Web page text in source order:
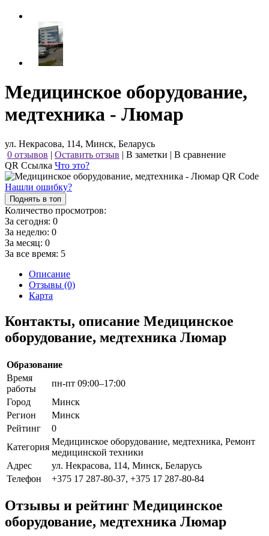
Медицинское оборудование,
медтехника - Люмар
ул. Некрасова, 114, Минск, Беларусь
0 отзывов | Оставить отзыв | В заметки | В сравнение
QR Ссылка Что это?
Нашли ошибку?
Поднять в топ
Количество просмотров:
За сегодня: 0
За неделю: 0
За месяц: 0
За все время: 5
Описание
Отзывы (0)
Карта
Контакты, описание Медицинское
оборудование, медтехника Люмар
Образование
Время
работы
пн-пт 09:00–17:00
Город
Минск
Регион
Минск
Рейтинг
0
Категория
Медицинское оборудование, медтехника, Ремонт
медицинской техники
Адрес
ул. Некрасова, 114, Минск, Беларусь
Телефон
+375 17 287-80-37, +375 17 287-80-84
Отзывы и рейтинг Медицинское
оборудование, медтехника Люмар